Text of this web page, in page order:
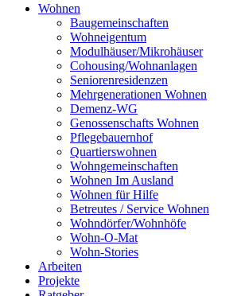
Wohnen
Baugemeinschaften
Wohneigentum
Modulhäuser/Mikrohäuser
Cohousing/Wohnanlagen
Seniorenresidenzen
Mehrgenerationen Wohnen
Demenz-WG
Genossenschafts Wohnen
Pflegebauernhof
Quartierswohnen
Wohngemeinschaften
Wohnen Im Ausland
Wohnen für Hilfe
Betreutes / Service Wohnen
Wohndörfer/Wohnhöfe
Wohn-O-Mat
Wohn-Stories
Arbeiten
Projekte